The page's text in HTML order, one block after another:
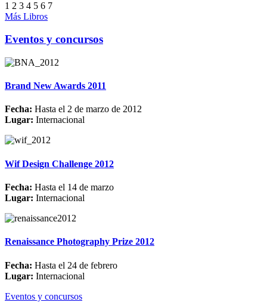
1 2 3 4 5 6 7
Más Libros
Eventos y concursos
Brand New Awards 2011
Fecha: Hasta el 2 de marzo de 2012
Lugar: Internacional
Wif Design Challenge 2012
Fecha: Hasta el 14 de marzo
Lugar: Internacional
Renaissance Photography Prize 2012
Fecha: Hasta el 24 de febrero
Lugar: Internacional
Eventos y concursos